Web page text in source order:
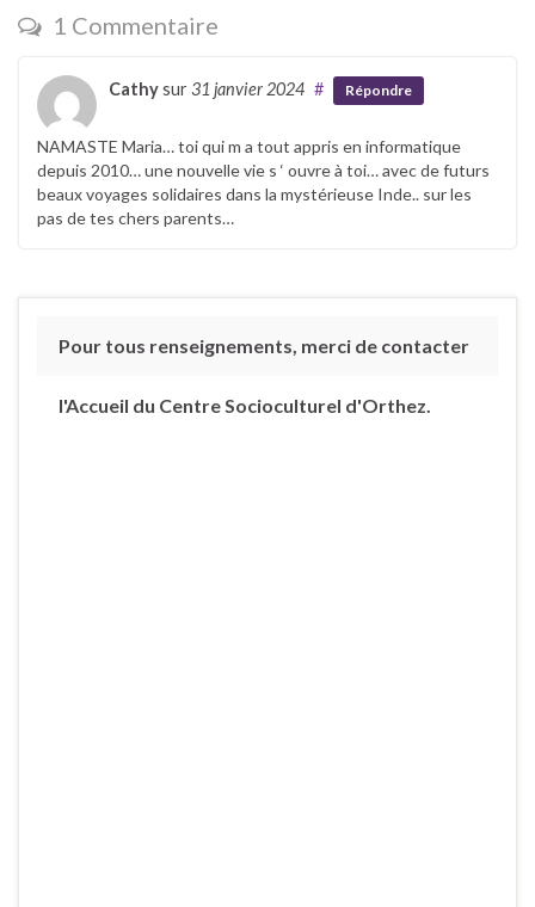
1 Commentaire
Cathysur 31 janvier 2024 # Répondre
NAMASTE Maria… toi qui m a tout appris en informatique
depuis 2010… une nouvelle vie s ‘ ouvre à toi… avec de futurs
beaux voyages solidaires dans la mystérieuse Inde.. sur les
pas de tes chers parents…
Pour tous renseignements, merci de contacter
l'Accueil du Centre Socioculturel d'Orthez.